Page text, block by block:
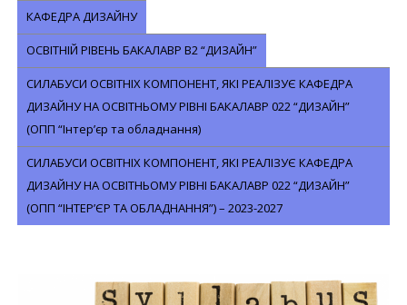
КАФЕДРА ДИЗАЙНУ
ОСВІТНІЙ РІВЕНЬ БАКАЛАВР В2 “ДИЗАЙН”
СИЛАБУСИ ОСВІТНІХ КОМПОНЕНТ, ЯКІ РЕАЛІЗУЄ КАФЕДРА
ДИЗАЙНУ НА ОСВІТНЬОМУ РІВНІ БАКАЛАВР 022 “ДИЗАЙН”
(ОПП “Інтер’єр та обладнання)
СИЛАБУСИ ОСВІТНІХ КОМПОНЕНТ, ЯКІ РЕАЛІЗУЄ КАФЕДРА
ДИЗАЙНУ НА ОСВІТНЬОМУ РІВНІ БАКАЛАВР 022 “ДИЗАЙН”
(ОПП “ІНТЕР’ЄР ТА ОБЛАДНАННЯ”) – 2023-2027